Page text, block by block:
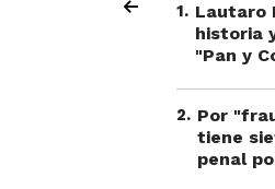
1. Lautaro
historia
"Pan y
2. Por
tiene
penal